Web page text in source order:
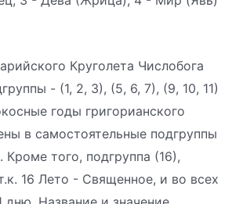
Круголета Числобога
- (1, 2, 3), (5, 6, 7), (9, 10, 11)
годы григорианского
в самостоятельные подгруппы
Кроме того, подгруппа (16),
16 Лето - Священное, и во всех